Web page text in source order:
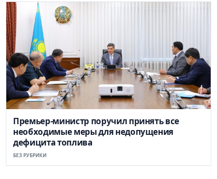
Премьер-министр поручил принять все
необходимые меры для недопущения
дефицита топлива
БЕЗ РУБРИКИ